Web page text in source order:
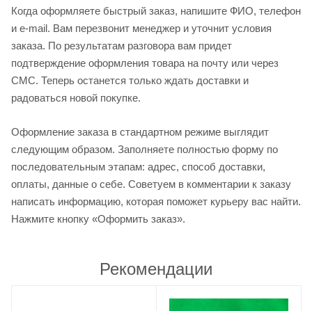
Когда оформляете быстрый заказ, напишите ФИО, телефон
и e-mail. Вам перезвонит менеджер и уточнит условия
заказа. По результатам разговора вам придет
подтверждение оформления товара на почту или через
СМС. Теперь останется только ждать доставки и
радоваться новой покупке.
Оформление заказа в стандартном режиме выглядит
следующим образом. Заполняете полностью форму по
последовательным этапам: адрес, способ доставки,
оплаты, данные о себе. Советуем в комментарии к заказу
написать информацию, которая поможет курьеру вас найти.
Нажмите кнопку «Оформить заказ».
Рекомендации